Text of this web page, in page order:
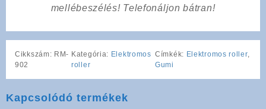
mellébeszélés! Telefonáljon bátran!
Cikkszám: RM-
902
Kategória: Elektromos
roller
Címkék: Elektromos roller,
Gumi
Kapcsolódó termékek